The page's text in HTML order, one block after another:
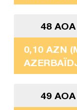
48
0,10 AZN
49